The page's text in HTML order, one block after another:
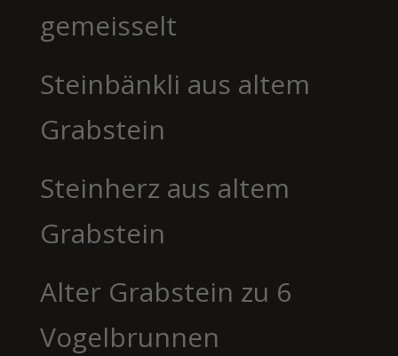
gemeisselt
Steinbänkli aus altem
Grabstein
Steinherz aus altem
Grabstein
Alter Grabstein zu 6
Vogelbrunnen